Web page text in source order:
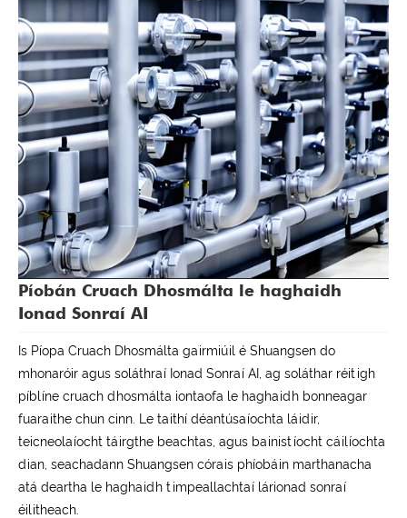
Píobán Cruach Dhosmálta le haghaidh
Ionad Sonraí AI
Is Píopa Cruach Dhosmálta gairmiúil é Shuangsen do
mhonaróir agus soláthraí Ionad Sonraí AI, ag soláthar réitigh
píblíne cruach dhosmálta iontaofa le haghaidh bonneagar
fuaraithe chun cinn. Le taithí déantúsaíochta láidir,
teicneolaíocht táirgthe beachtas, agus bainistíocht cáilíochta
dian, seachadann Shuangsen córais phíobáin marthanacha
atá deartha le haghaidh timpeallachtaí lárionad sonraí
éilitheach.